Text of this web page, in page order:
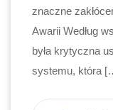
znaczne
Awarii Według
była krytyczna
systemu, która